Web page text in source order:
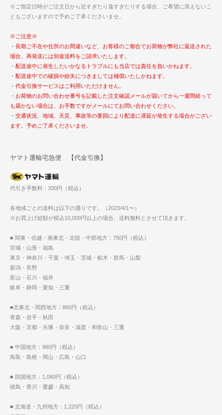
※ご指定日時がご注文日から近すぎたり遠すぎたりする場合、ご希望に添えないこ
ともございますので予めご了承くださいませ。
※ご注意※
・長期ご不在や住所のお間違いなど、お客様のご都合でお荷物が弊社に返送された
場合、再発送には別途送料をご請求いたします。
・配送途中に発生したいかなるトラブルにも当店では責任を負いかねます。
・配送途中での破損や紛失につきましては補償いたしかねます。
・代金引換サービスはご利用いただけません。
・お荷物のお問い合わせ番号を記載した注文確認メールが届いてから一週間経って
も届かない場合は、お手数ですがメールにてお問い合わせください。
・交通状況、地域、天災、事故等の要因により配達に遅延が発生する場合がござい
ます。予めご了承くださいませ。
ヤマト運輸宅急便 【代金引換】
代引き手数料：330円（税込）
各地域ごとの送料は以下の通りです。（2023/4/1〜）
※お買上げ総額が税込10,000円以上の場合、送料無料とさせて頂きます。
■ 関東・信越・南東北・北陸・中部地方：750円（税込）
宮城・山形・福島
東京・神奈川・千葉・埼玉・茨城・栃木・群馬・山梨
新潟・長野
富山・石川・福井
岐阜・静岡・愛知・三重
■北東北・関西地方：860円（税込）
青森・岩手・秋田
大阪・京都・兵庫・奈良・滋賀・和歌山・三重
■ 中国地方：980円（税込）
鳥取・島根・岡山・広島・山口
■ 四国地方：1,080円（税込）
徳島・香川・愛媛・高知
■ 北海道・九州地方：1,220円（税込）